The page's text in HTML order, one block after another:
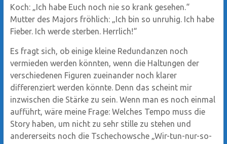
Koch: „Ich habe Euch noch nie so krank gesehen.“
Mutter des Majors fröhlich: „Ich bin so unruhig. Ich habe
Fieber. Ich werde sterben. Herrlich!“
Es fragt sich, ob einige kleine Redundanzen noch
vermieden werden könnten, wenn die Haltungen der
verschiedenen Figuren zueinander noch klarer
differenziert werden könnte. Denn das scheint mir
inzwischen die Stärke zu sein. Wenn man es noch einmal
aufführt, wäre meine Frage: Welches Tempo muss die
Story haben, um nicht zu sehr stille zu stehen und
andererseits noch die Tschechowsche „Wir-tun-nur-so-